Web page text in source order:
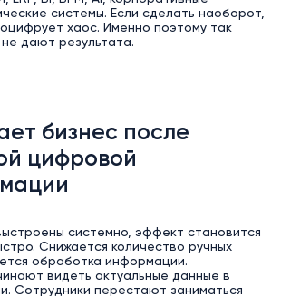
системы. Если сделать наоборот,
хаос. Именно поэтому так
дают результата.
бизнес после
цифровой
системно, эффект становится
Снижается количество ручных
обработка информации.
видеть актуальные данные в
Сотрудники перестают заниматься